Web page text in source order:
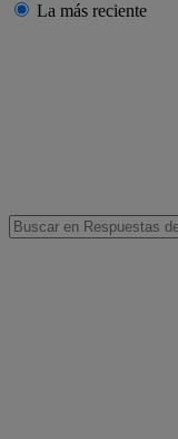
La más reciente